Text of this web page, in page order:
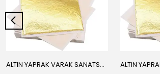
ALTIN YAPRAK VARAK SANATSAL BÜYÜK BOY FOLYO EPOKSİ REÇİNE NAİL ART 16 ADET 14X14 CM ALTIN RENK